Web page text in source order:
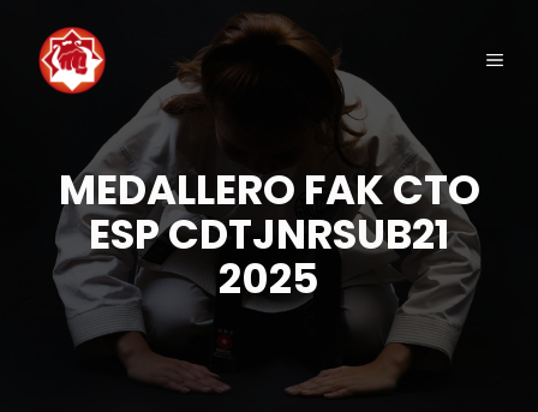
contenido
MEDALLERO FAK CTO
ESP CDTJNRSUB21
2025